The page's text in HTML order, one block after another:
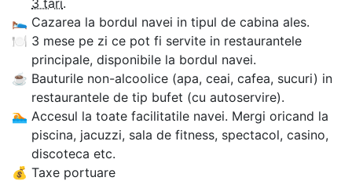
🛌 Cazarea la bordul navei in tipul de cabina ales.
🍽 3 mese pe zi ce pot fi servite in restaurantele
principale, disponibile la bordul navei.
☕ Bauturile non-alcoolice (apa, ceai, cafea, sucuri) in
restaurantele de tip bufet (cu autoservire).
🏊‍ Accesul la toate facilitatile navei. Mergi oricand la
piscina, jacuzzi, sala de fitness, spectacol, casino,
discoteca etc.
💰 Taxe portuare